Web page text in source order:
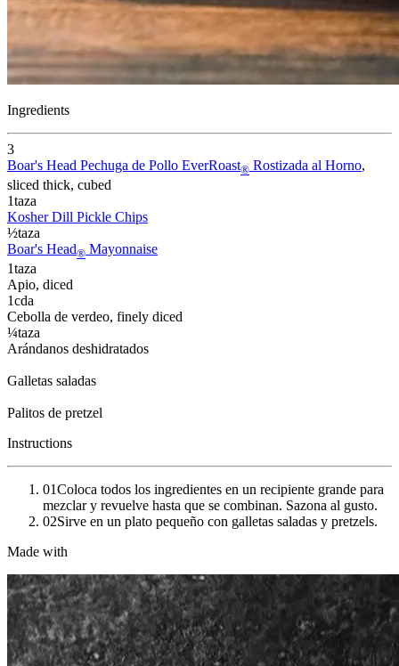
Ingredients
3
Boar's Head Pechuga de Pollo EverRoast® Rostizada al Horno,
sliced thick, cubed
1taza
Kosher Dill Pickle Chips
½taza
Boar's Head® Mayonnaise
1taza
Apio, diced
1cda
Cebolla de verdeo, finely diced
¼taza
Arándanos deshidratados
Galletas saladas
Palitos de pretzel
Instructions
01Coloca todos los ingredientes en un recipiente grande para
mezclar y revuelve hasta que se combinan. Sazona al gusto.
02Sirve en un plato pequeño con galletas saladas y pretzels.
Made with